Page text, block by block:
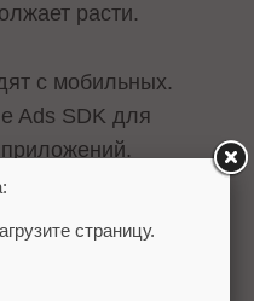
расти.
с мобильных.
Ads SDK для
страницу.